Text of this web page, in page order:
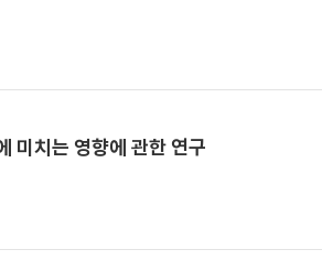
미치는 영향에 관한 연구